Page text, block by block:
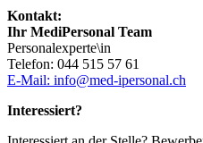
Kontakt:
Ihr MediPersonal Team
Personalexperte\in
Telefon: 044 515 57 61
E-Mail: info@med-ipersonal.ch
Interessiert?